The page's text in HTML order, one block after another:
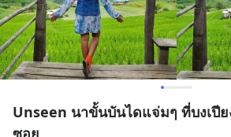
Unseen นาขั้นบันไดแจ่มๆ ที่บงเปี
ซอย